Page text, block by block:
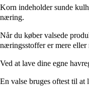
Korn indeholder sunde
næring.
Når du køber valsede
næringsstoffer er mere
Ved at lave dine egne
En valse bruges oftest til at